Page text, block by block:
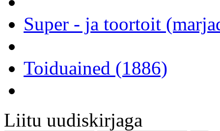
Super - ja toortoit
Toiduained (1886)
Liitu uudiskirjaga